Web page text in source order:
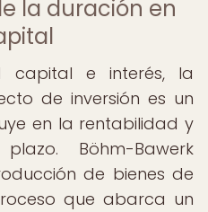
la duración en
capital e interés, la
de inversión es un
en la rentabilidad y
Böhm-Bawerk
de bienes de
que abarca un